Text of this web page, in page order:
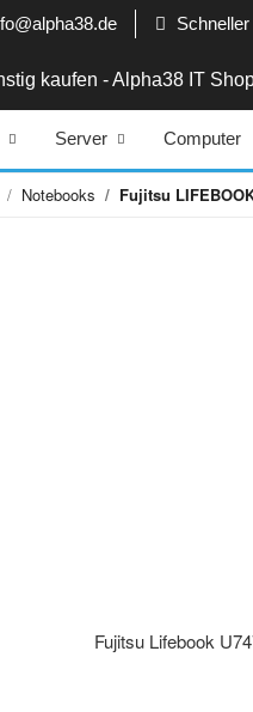
Server Computer
Notebooks Fujitsu